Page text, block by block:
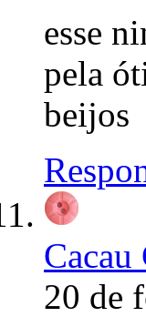
esse
pela
beijos
Cacau
20 de